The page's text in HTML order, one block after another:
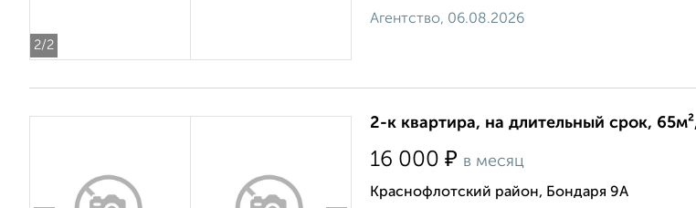
2/2
Агентство, 06.08.2026
2-к квартира, на длительный срок,
16 000 ₽ в месяц
Краснофлотский район, Бондаря 9А